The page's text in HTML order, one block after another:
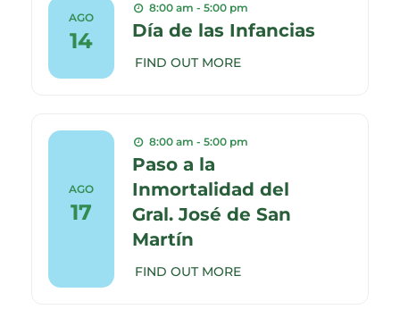
AGO
14
8:00 am - 5:00 pm
Día de las Infancias
FIND OUT MORE
AGO
17
8:00 am - 5:00 pm
Paso a la
Inmortalidad del
Gral. José de San
Martín
FIND OUT MORE